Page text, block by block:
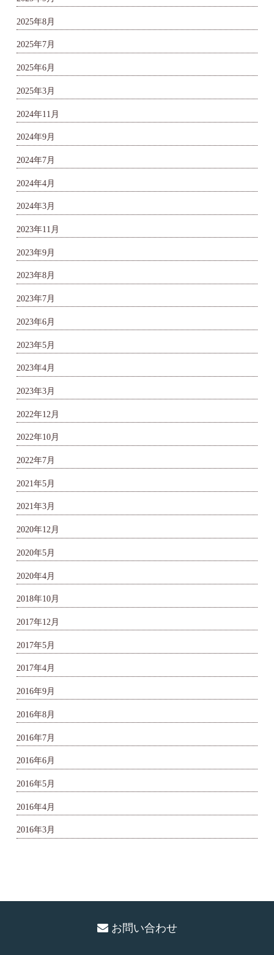
2025年8月
2025年7月
2025年6月
2025年3月
2024年11月
2024年9月
2024年7月
2024年4月
2024年3月
2023年11月
2023年9月
2023年8月
2023年7月
2023年6月
2023年5月
2023年4月
2023年3月
2022年12月
2022年10月
2022年7月
2021年5月
2021年3月
2020年12月
2020年5月
2020年4月
2018年10月
2017年12月
2017年5月
2017年4月
2016年9月
2016年8月
2016年7月
2016年6月
2016年5月
2016年4月
2016年3月
お問い合わせ